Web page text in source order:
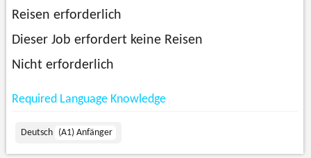
Reisen erforderlich
Dieser Job erfordert keine Reisen
Nicht erforderlich
Required Language Knowledge
Deutsch (A1) Anfänger